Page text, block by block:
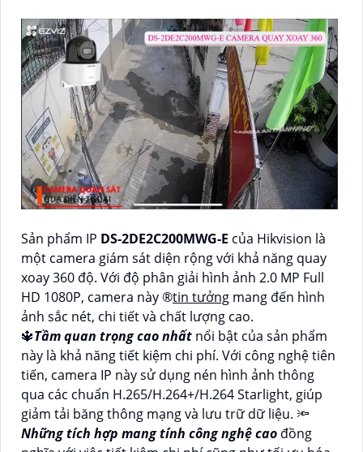
Sản phẩm IP DS-2DE2C200MWG-E của Hikvision là
một camera giám sát diện rộng với khả năng quay
xoay 360 độ. Với độ phân giải hình ảnh 2.0 MP Full
HD 1080P, camera này ®️tin tưởng mang đến hình
ảnh sắc nét, chi tiết và chất lượng cao.
🔱Tầm quan trọng cao nhất nổi bật của sản phẩm
này là khả năng tiết kiệm chi phí. Với công nghệ tiên
tiến, camera IP này sử dụng nén hình ảnh thông
qua các chuẩn H.265/H.264+/H.264 Starlight, giúp
giảm tải băng thông mạng và lưu trữ dữ liệu. 🔦
Những tích hợp mang tính công nghệ cao đồng